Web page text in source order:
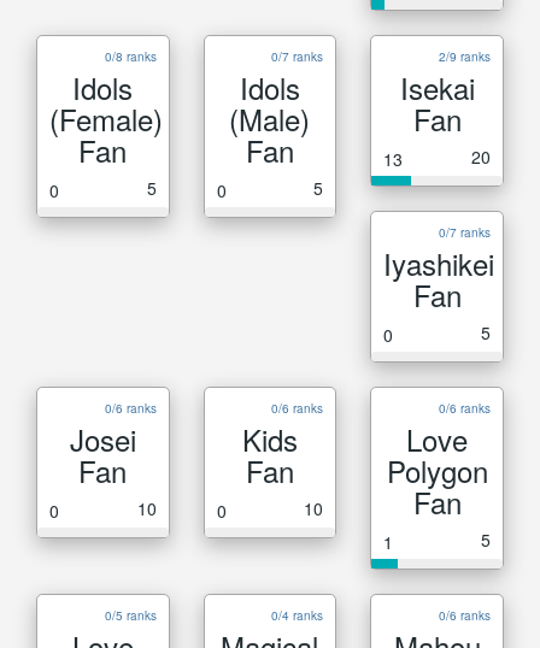
0/8 ranks
Idols
(Female)
Fan
0 5
0/7 ranks
Idols
(Male)
Fan
0 5
2/9 ranks
Isekai
Fan
13 20
0/7 ranks
Iyashikei
Fan
0 5
0/6 ranks
Josei
Fan
0 10
0/6 ranks
Kids
Fan
0 10
0/6 ranks
Love
Polygon
Fan
1 5
0/5 ranks 0/4 ranks 0/6 ranks